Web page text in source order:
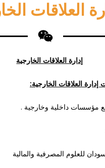
العلاقات
إدارة العلاقات الخارجية
العلاقات الخارجية:
للعلوم المصرفية والمالية